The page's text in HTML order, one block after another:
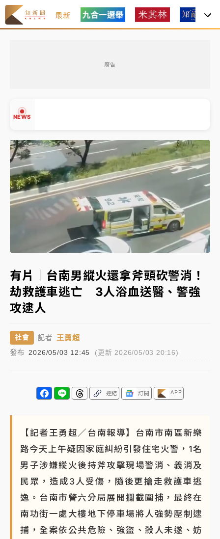
最新
廣告
NEWS
中信慈善基金會想增加董事人數！辜仲諒向法院聲請遭
駁 理由曝光
故宮《龍藏經》特展第2檔！今線上預約開賣一度塞車
周六起展出延長至晚上7時
台東農業處長涉圖利渡假村！東檢抗告成功 今重開羈
押庭
父親節泡湯了！中颱白海豚雨彈轟3天 「紅到發紫」降
雨熱區曝
女律師陳昱瑄詐慈濟10億！黃金158kg遭查扣畫面曝光
旅局回應了
中信慈善基金會想增加董事人數！辜仲諒向法院聲請遭
駁 理由曝光
故宮《龍藏經》特展第2檔！今線上預約開賣一度塞車
周六起展出延長至晚上7時
父親節泡湯了！中颱白海豚雨彈轟3天 「紅到發紫」降
雨熱區曝
▲
▼
Unmute Loaded:
48.83%
有片｜台南男縱火還拿斧頭砍警消！
劫救護車逃亡 3人浴血送醫、警強
攻逮人
社會 記者 王勇超
發布 2026/05/03 12:45 (更新 2026/05/03 20:16)
連結 訂閱 APP
【記者王勇超／台南報導】台南市南區新樂
路今天上午疑因家庭糾紛引發住宅火警，1名
男子涉嫌縱火後持斧攻擊現場警消、義消及
民眾，造成3人受傷，隨後更搶走救護車逃
逸。台南市警六分局展開攔截圍捕，最終在
南功街一處大樓地下停車場將人強勢壓制逮
捕，全案依公共危險、強盜、殺人未遂、妨